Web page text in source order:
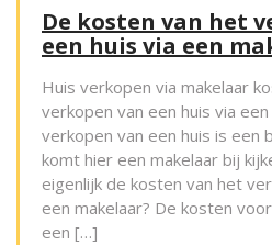
De kosten van het
een huis via een
Huis verkopen via makelaar
verkopen van een huis via
verkopen van een huis is een
komt hier een makelaar bij
eigenlijk de kosten van het
een makelaar? De kosten
een […]